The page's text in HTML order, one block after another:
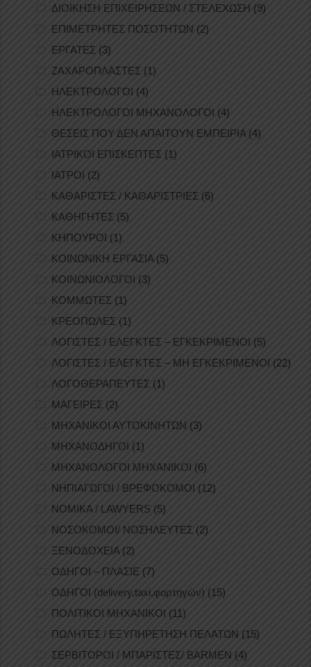
ΔΙΟΙΚΗΣΗ ΕΠΙΧΕΙΡΗΣΕΩΝ / ΣΤΕΛΕΧΩΣΗ (9)
ΕΠΙΜΕΤΡΗΤΕΣ ΠΟΣΟΤΗΤΩΝ (2)
ΕΡΓΑΤΕΣ (3)
ΖΑΧΑΡΟΠΛΑΣΤΕΣ (1)
ΗΛΕΚΤΡΟΛΟΓΟΙ (4)
ΗΛΕΚΤΡΟΛΟΓΟΙ ΜΗΧΑΝΟΛΟΓΟΙ (4)
ΘΕΣΕΙΣ ΠΟΥ ΔΕΝ ΑΠΑΙΤΟΥΝ ΕΜΠΕΙΡΙΑ (4)
ΙΑΤΡΙΚΟΙ ΕΠΙΣΚΕΠΤΕΣ (1)
ΙΑΤΡΟΙ (2)
ΚΑΘΑΡΙΣΤΕΣ / ΚΑΘΑΡΙΣΤΡΙΕΣ (6)
ΚΑΘΗΓΗΤΕΣ (5)
ΚΗΠΟΥΡΟΙ (1)
ΚΟΙΝΩΝΙΚΗ ΕΡΓΑΣΙΑ(5)
ΚΟΙΝΩΝΙΟΛΟΓΟΙ (3)
ΚΟΜΜΩΤΕΣ (1)
ΚΡΕΟΠΩΛΕΣ (1)
ΛΟΓΙΣΤΕΣ / ΕΛΕΓΚΤΕΣ – ΕΓΚΕΚΡΙΜΕΝΟΙ (5)
ΛΟΓΙΣΤΕΣ / ΕΛΕΓΚΤΕΣ – ΜΗ ΕΓΚΕΚΡΙΜΕΝΟΙ (22)
ΛΟΓΟΘΕΡΑΠΕΥΤΕΣ (1)
ΜΑΓΕΙΡΕΣ (2)
ΜΗΧΑΝΙΚΟΙ ΑΥΤΟΚΙΝΗΤΩΝ (3)
ΜΗΧΑΝΟΔΗΓΟΙ (1)
ΜΗΧΑΝΟΛΟΓΟΙ ΜΗΧΑΝΙΚΟΙ (6)
ΝΗΠΙΑΓΩΓΟΙ / ΒΡΕΦΟΚΟΜΟΙ (12)
ΝΟΜΙΚΑ / LAWYERS (5)
ΝΟΣΟΚΟΜΟΙ/ ΝΟΣΗΛΕΥΤΕΣ (2)
ΞΕΝΟΔΟΧΕΙΑ(2)
ΟΔΗΓΟΙ – ΠΛΑΣΙΕ (7)
ΟΔΗΓΟΙ (delivery,taxi,φορτηγών) (15)
ΠΟΛΙΤΙΚΟΙ ΜΗΧΑΝΙΚΟΙ (11)
ΠΩΛΗΤΕΣ / ΕΞΥΠΗΡΕΤΗΣΗ ΠΕΛΑΤΩΝ (15)
ΣΕΡΒΙΤΟΡΟΙ / ΜΠΑΡΙΣΤΕΣ/ BARMEN (4)